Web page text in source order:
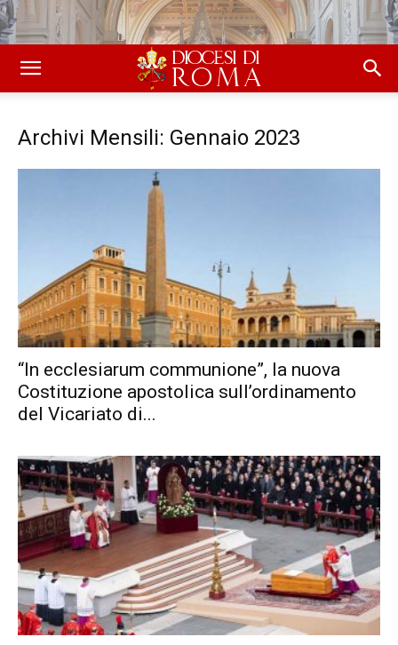
Archivi Mensili: Gennaio 2023
“In ecclesiarum communione”, la nuova
Costituzione apostolica sull’ordinamento
del Vicariato di...